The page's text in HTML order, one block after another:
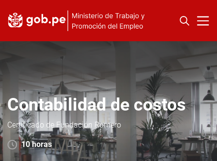
Contabilidad de costos
Certificado de Fundación Romero
10 horas